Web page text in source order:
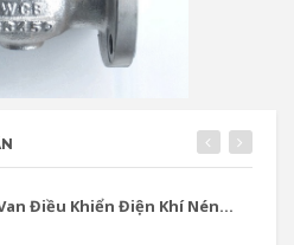
Điều Khiển Điện Khí Nén...